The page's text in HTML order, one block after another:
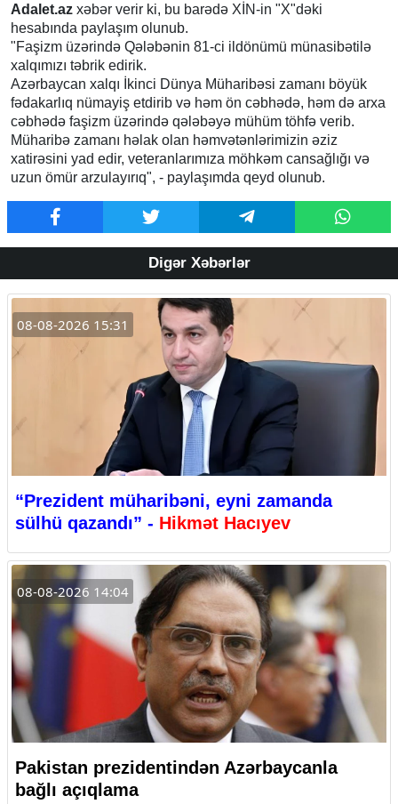
Adalet.az xəbər verir ki, bu barədə XİN-in "X"dəki
hesabında paylaşım olunub.
"Faşizm üzərində Qələbənin 81-ci ildönümü münasibətilə
xalqımızı təbrik edirik.
Azərbaycan xalqı İkinci Dünya Müharibəsi zamanı böyük
fədakarlıq nümayiş etdirib və həm ön cəbhədə, həm də arxa
cəbhədə faşizm üzərində qələbəyə mühüm töhfə verib.
Müharibə zamanı həlak olan həmvətənlərimizin əziz
xatirəsini yad edir, veteranlarımıza möhkəm cansağlığı və
uzun ömür arzulayırıq", - paylaşımda qeyd olunub.
Digər Xəbərlər
08-08-2026 15:31
“Prezident müharibəni, eyni zamanda
sülhü qazandı” - Hikmət Hacıyev
08-08-2026 14:04
Pakistan prezidentindən Azərbaycanla
bağlı açıqlama